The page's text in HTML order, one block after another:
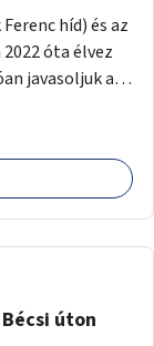
híd) és az
óta élvez
javasoljuk a
úton